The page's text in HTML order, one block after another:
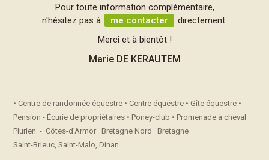
Pour toute information complémentaire,
n'hésitez pas à
me contacter
directement.
Merci et à bientôt !
Marie DE KERAUTEM
• Centre de randonnée équestre • Centre équestre • Gîte équestre •
Pension - Écurie de propriétaires • Poney-club • Promenade à cheval
Plurien - Côtes-d’Armor Bretagne Nord Bretagne
Saint-Brieuc, Saint-Malo, Dinan